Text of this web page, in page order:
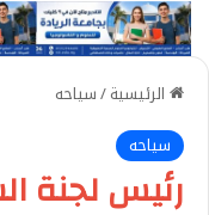
الرئيسية/سياحه
سياحه
رئيس لجنة